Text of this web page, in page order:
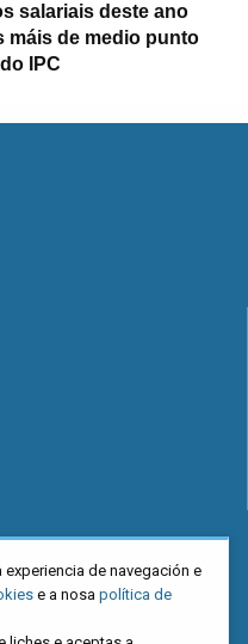
salariais deste ano
máis de medio punto
IPC
de navegación e
e a nosa política de